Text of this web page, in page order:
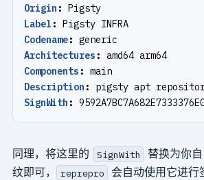
Origin :
Pigsty
Label :
Pigsty INFRA
Codename: generic
Architectures : amd64 arm64
Components : main
Description :
pigsty apt
SignWith :
同理，将这里的 SignWith
替换为你
纹即可，
reprepro 会自动使用它进行